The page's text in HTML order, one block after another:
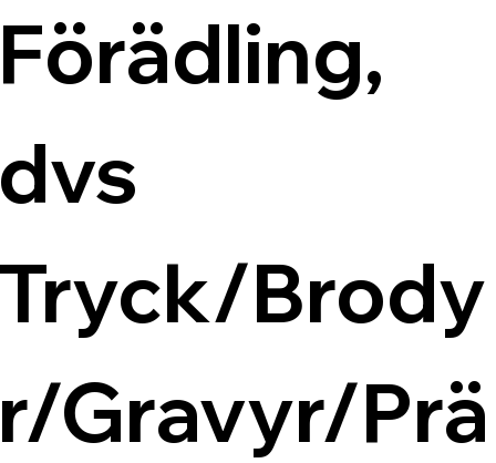
Brody
Gravyr/Prä